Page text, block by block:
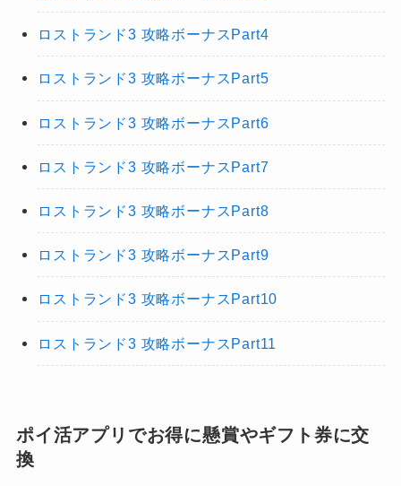
ロストランド3 攻略ボーナスPart4
ロストランド3 攻略ボーナスPart5
ロストランド3 攻略ボーナスPart6
ロストランド3 攻略ボーナスPart7
ロストランド3 攻略ボーナスPart8
ロストランド3 攻略ボーナスPart9
ロストランド3 攻略ボーナスPart10
ロストランド3 攻略ボーナスPart11
ポイ活アプリでお得に懸賞やギフト券に交
換